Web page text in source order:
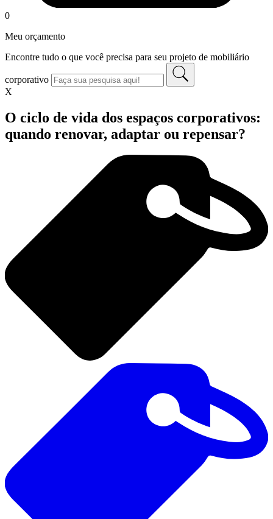
0
Meu orçamento
Encontre tudo o que você precisa para seu projeto de mobiliário
corporativo
X
O ciclo de vida dos espaços corporativos:
quando renovar, adaptar ou repensar?